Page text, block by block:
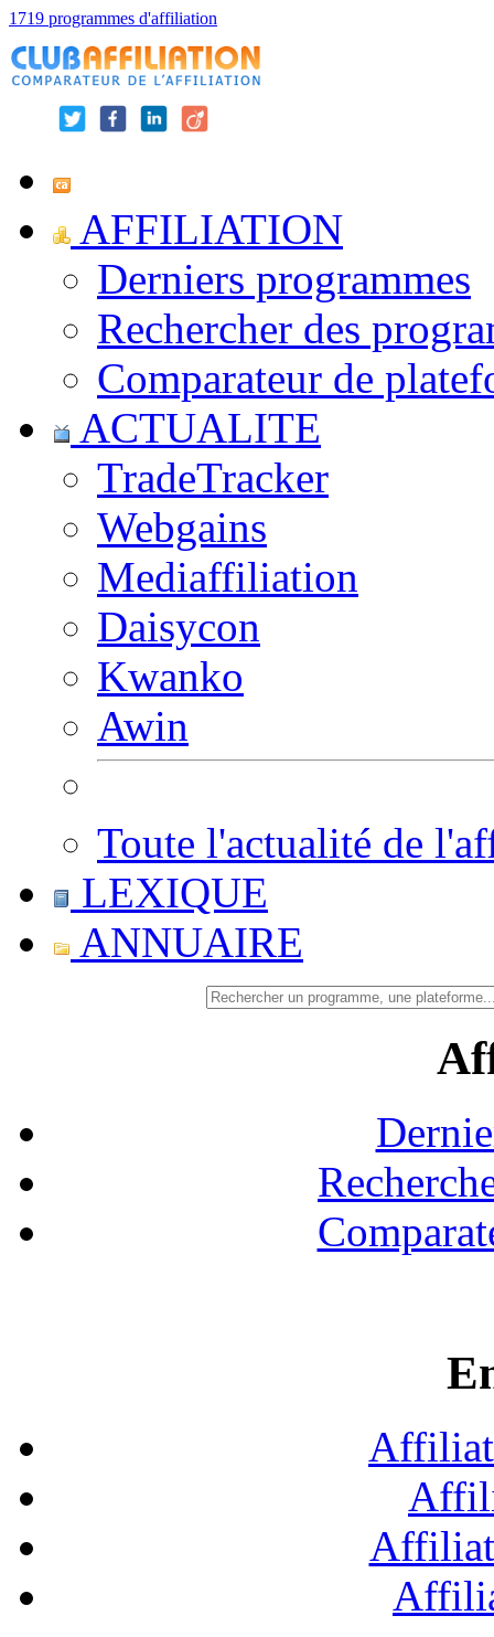
1719 programmes d'affiliation
AFFILIATION
Derniers programmes
Rechercher des
Comparateur de
ACTUALITE
TradeTracker
Webgains
Mediaffiliation
Daisycon
Kwanko
Awin
Toute l'actualité de
LEXIQUE
ANNUAIRE